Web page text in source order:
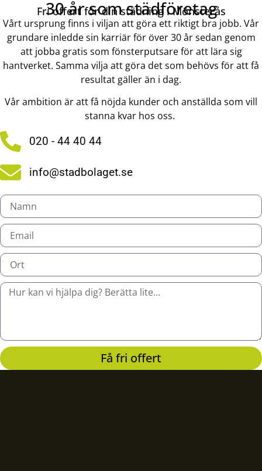
30 år som städföretag
Fri offert för din städning i Mönsterås
Vårt ursprung finns i viljan att göra ett riktigt bra jobb. Vår
grundare inledde sin karriär för över 30 år sedan genom
att jobba gratis som fönsterputsare för att lära sig
hantverket. Samma vilja att göra det som behövs för att få
resultat gäller än i dag.
Vår ambition är att få nöjda kunder och anställda som vill
stanna kvar hos oss.
020 - 44 40 44
info@stadbolaget.se
Få fri offert